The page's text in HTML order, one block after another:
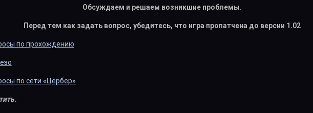
Обсуждаем и решаем возникшие проблемы.
Перед тем как задать вопрос, убедитесь, что игра пропатчена до версии 1.02
по прохождению
по сети «Цербер»